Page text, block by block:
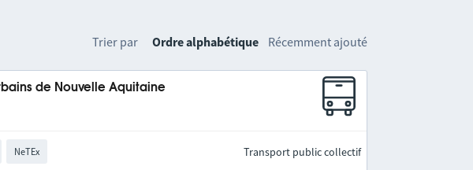
Trier par Ordre alphabétique Récemment ajouté
de Nouvelle Aquitaine
NeTEx Transport public collectif